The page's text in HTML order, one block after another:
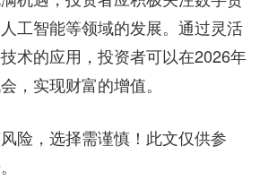
工智能等领域的发展。通过灵活
术的应用，投资者可以在2026年
，实现财富的增值。
险，选择需谨慎！此文仅供参